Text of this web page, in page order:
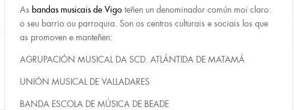
As bandas musicais de Vigo teñen un denominador común moi claro:
o seu barrio ou parroquia. Son os centros culturais e sociais los que
as promoven e manteñen:
AGRUPACIÓN MUSICAL DA SCD. ATLÁNTIDA DE MATAMÁ
UNIÓN MUSICAL DE VALLADARES
BANDA ESCOLA DE MÚSICA DE BEADE